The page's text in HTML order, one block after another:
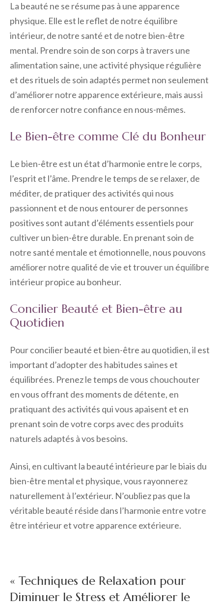
La beauté ne se résume pas à une apparence
physique. Elle est le reflet de notre équilibre
intérieur, de notre santé et de notre bien-être
mental. Prendre soin de son corps à travers une
alimentation saine, une activité physique régulière
et des rituels de soin adaptés permet non seulement
d’améliorer notre apparence extérieure, mais aussi
de renforcer notre confiance en nous-mêmes.
Le Bien-être comme Clé du Bonheur
Le bien-être est un état d’harmonie entre le corps,
l’esprit et l’âme. Prendre le temps de se relaxer, de
méditer, de pratiquer des activités qui nous
passionnent et de nous entourer de personnes
positives sont autant d’éléments essentiels pour
cultiver un bien-être durable. En prenant soin de
notre santé mentale et émotionnelle, nous pouvons
améliorer notre qualité de vie et trouver un équilibre
intérieur propice au bonheur.
Concilier Beauté et Bien-être au
Quotidien
Pour concilier beauté et bien-être au quotidien, il est
important d’adopter des habitudes saines et
équilibrées. Prenez le temps de vous chouchouter
en vous offrant des moments de détente, en
pratiquant des activités qui vous apaisent et en
prenant soin de votre corps avec des produits
naturels adaptés à vos besoins.
Ainsi, en cultivant la beauté intérieure par le biais du
bien-être mental et physique, vous rayonnerez
naturellement à l’extérieur. N’oubliez pas que la
véritable beauté réside dans l’harmonie entre votre
être intérieur et votre apparence extérieure.
« Techniques de Relaxation pour
Diminuer le Stress et Améliorer le